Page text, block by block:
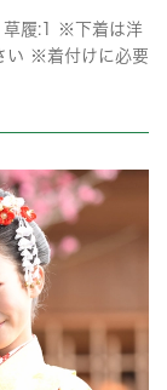
草履:1 ※下着は洋
い ※着付けに必要